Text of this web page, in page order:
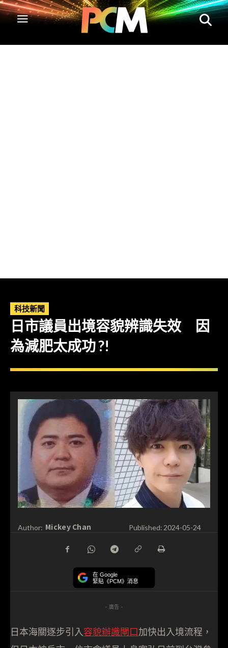
科技新聞
日市議員出境容貌辨識失效 因
為減肥太成功 ?!
Author: Mickey Chan Published: 2024-05-24
在 Google
緊貼《PCM》消息
- 廣告 -
日本海關逐步引入容貌辦識閘口加快出入境流程，